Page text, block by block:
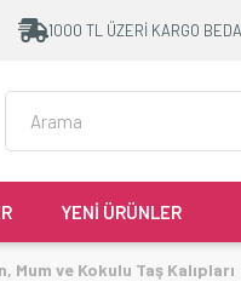
1000 TL ÜZERİ KARGO
YENİ ÜRÜNLER
Mum ve Kokulu Taş Kalıpları